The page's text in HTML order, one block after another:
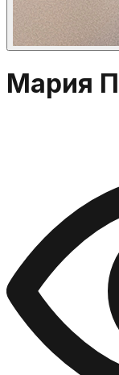
Мария